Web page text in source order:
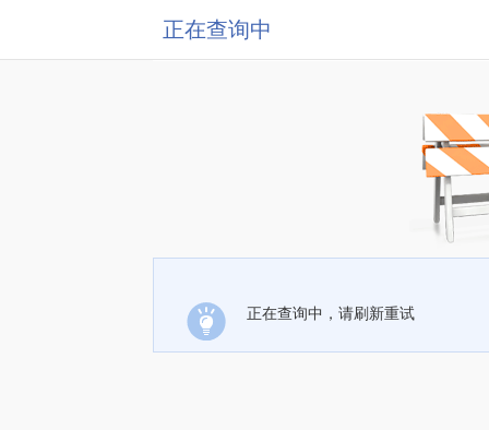
正在查询中
正在查询中，请刷新重试